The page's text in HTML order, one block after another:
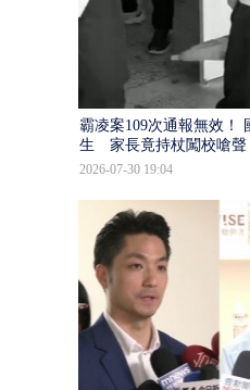
霸凌案109次通報無效！
生 家長竟持杖闖校嗆聲
2026-07-30 19:04